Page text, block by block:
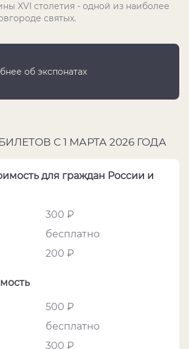
XVI столетия - одной из наиболее
святых.
об экспонатах
С 1 МАРТА 2026 ГОДА
для граждан России и
300 ₽
бесплатно
200 ₽
500 ₽
бесплатно
300 ₽